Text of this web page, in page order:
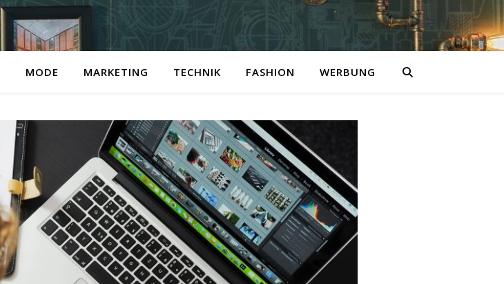
MODE MARKETING TECHNIK FASHION WERBUNG